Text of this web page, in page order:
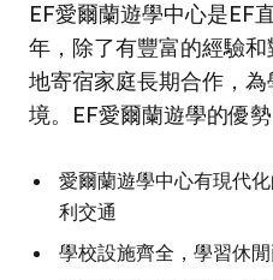
EF愛爾蘭遊學中心是EF
年，除了有豐富的經驗
地寄宿家庭長期合作，
境。EF愛爾蘭遊學的優勢
愛爾蘭遊學中心有現代
利交通
學校設施齊全，學習休